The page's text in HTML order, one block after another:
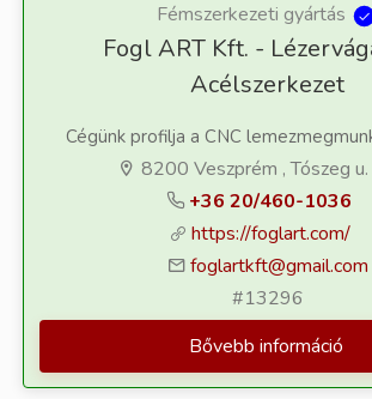
Fémszerkezeti gyártás
Fogl ART Kft. -
Acélszerkezet
Cégünk profilja a CNC
8200 Veszprém , Tószeg
+36 20/460-1036
https://foglart.com/
foglartkft@gmail.com
#13296
Bővebb információ